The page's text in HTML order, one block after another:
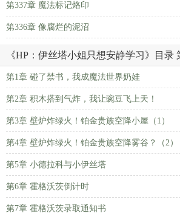
第337章 魔法标记烙印
第336章 像腐烂的泥沼
《HP：伊丝塔小姐只想安静学习》目录
第1章 碰了禁书，我成魔法世界奶娃
第2章 积木搭到气炸，我让豌豆飞上天！
第3章 壁炉炸绿火！铂金贵族空降小屋（1）
第4章 壁炉炸绿火！铂金贵族空降雾谷？（2）
第5章 小德拉科与小伊丝塔
第6章 霍格沃茨倒计时
第7章 霍格沃茨录取通知书